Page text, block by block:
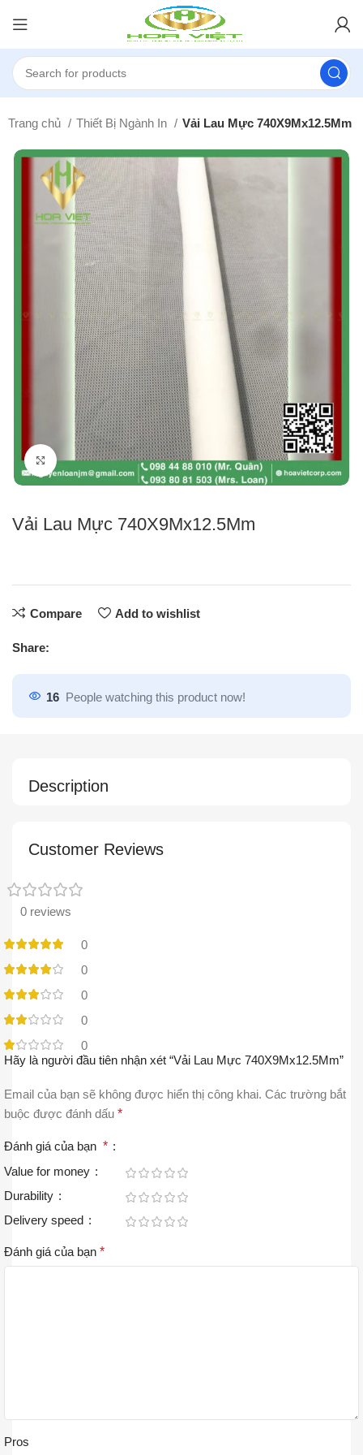
Trang chủ Thiết Bị Ngành In Vải Lau Mực 740X9Mx12.5Mm
Click to enlarge
Vải Lau Mực 740X9Mx12.5Mm
Compare Add to wishlist
Share:
16 People watching this product now!
Description
Customer Reviews
0 reviews
0
0
0
0
0
Hãy là người đầu tiên nhận xét “Vải Lau Mực 740X9Mx12.5Mm”
Email của bạn sẽ không được hiển thị công khai. Các trường bắt
buộc được đánh dấu *
Đánh giá của bạn *
Value for money
Durability
Delivery speed
Đánh giá của bạn *
Pros